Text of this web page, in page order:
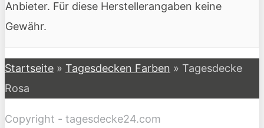
Anbieter. Für diese Herstellerangaben keine
Gewähr.
Startseite » Tagesdecken Farben » Tagesdecke
Rosa
Copyright - tagesdecke24.com